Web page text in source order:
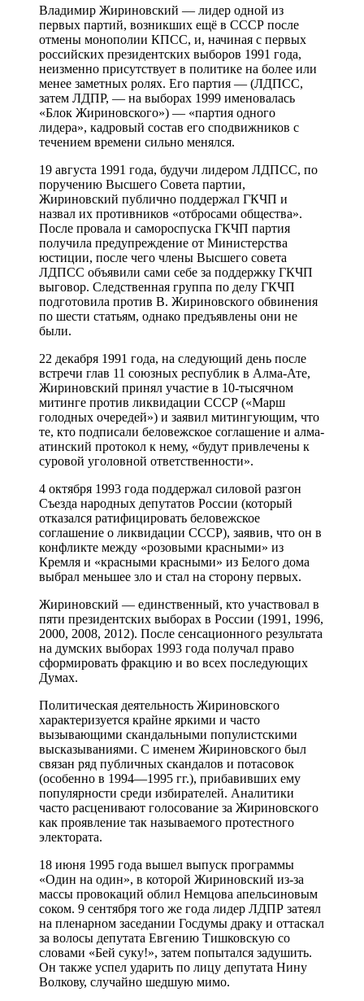
Владимир Жириновский — лидер одной из
первых партий, возникших ещё в СССР после
отмены монополии КПСС, и, начиная с первых
российских президентских выборов 1991 года,
неизменно присутствует в политике на более или
менее заметных ролях. Его партия — (ЛДПСС,
затем ЛДПР, — на выборах 1999 именовалась
«Блок Жириновского») — «партия одного
лидера», кадровый состав его сподвижников с
течением времени сильно менялся.
19 августа 1991 года, будучи лидером ЛДПСС, по
поручению Высшего Совета партии,
Жириновский публично поддержал ГКЧП и
назвал их противников «отбросами общества».
После провала и самороспуска ГКЧП партия
получила предупреждение от Министерства
юстиции, после чего члены Высшего совета
ЛДПСС объявили сами себе за поддержку ГКЧП
выговор. Следственная группа по делу ГКЧП
подготовила против В. Жириновского обвинения
по шести статьям, однако предъявлены они не
были.
22 декабря 1991 года, на следующий день после
встречи глав 11 союзных республик в Алма-Ате,
Жириновский принял участие в 10-тысячном
митинге против ликвидации СССР («Марш
голодных очередей») и заявил митингующим, что
те, кто подписали беловежское соглашение и алма-
атинский протокол к нему, «будут привлечены к
суровой уголовной ответственности».
4 октября 1993 года поддержал силовой разгон
Съезда народных депутатов России (который
отказался ратифицировать беловежское
соглашение о ликвидации СССР), заявив, что он в
конфликте между «розовыми красными» из
Кремля и «красными красными» из Белого дома
выбрал меньшее зло и стал на сторону первых.
Жириновский — единственный, кто участвовал в
пяти президентских выборах в России (1991, 1996,
2000, 2008, 2012). После сенсационного результата
на думских выборах 1993 года получал право
сформировать фракцию и во всех последующих
Думах.
Политическая деятельность Жириновского
характеризуется крайне яркими и часто
вызывающими скандальными популистскими
высказываниями. С именем Жириновского был
связан ряд публичных скандалов и потасовок
(особенно в 1994—1995 гг.), прибавивших ему
популярности среди избирателей. Аналитики
часто расценивают голосование за Жириновского
как проявление так называемого протестного
электората.
18 июня 1995 года вышел выпуск программы
«Один на один», в которой Жириновский из-за
массы провокаций облил Немцова апельсиновым
соком. 9 сентября того же года лидер ЛДПР затеял
на пленарном заседании Госдумы драку и оттаскал
за волосы депутата Евгению Тишковскую со
словами «Бей суку!», затем попытался задушить.
Он также успел ударить по лицу депутата Нину
Волкову, случайно шедшую мимо.